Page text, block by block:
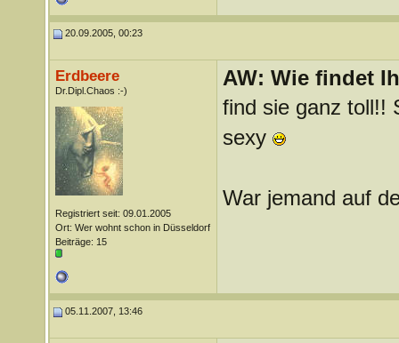
20.09.2005, 00:23
Erdbeere
Dr.Dipl.Chaos :-)
Registriert seit: 09.01.2005
Ort: Wer wohnt schon in Düsseldorf
Beiträge: 15
AW: Wie findet
find sie ganz toll!!
sexy
War jemand auf
05.11.2007, 13:46